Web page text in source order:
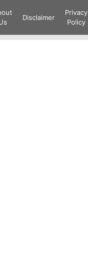
to
Disclaimer
Privacy
Policy